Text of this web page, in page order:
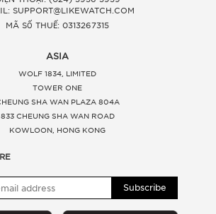
SUPPORT@LIKEWATCH.COM
MÃ SỐ THUẾ: 0313267315
ASIA
WOLF 1834, LIMITED
TOWER ONE
SHA WAN PLAZA 804A
833 CHEUNG SHA WAN ROAD
KOWLOON, HONG KONG
Subscribe